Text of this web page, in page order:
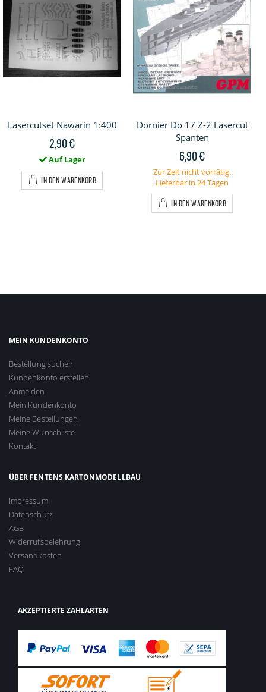
Lasercutset Nawarin 1:400
2,90 €
Auf Lager
IN DEN WARENKORB
Dornier Do 17 Z-2 Lasercut
Spanten
6,90 €
Zur Zeit nicht vorrätig.
Lieferbar in 24 Tagen
IN DEN WARENKORB
MEIN KUNDENKONTO
Bestellung suchen
Kundenkonto erstellen
Anmelden
Mein Kundenkonto
Meine Bestellungen
Meine Wunschliste
Kontakt
ÜBER FENTENS KARTONMODELLBAU
Impressum
Datenschutz
AGB
Widerrufsbelehrung
Versandkosten
FAQ
AKZEPTIERTE ZAHLARTEN